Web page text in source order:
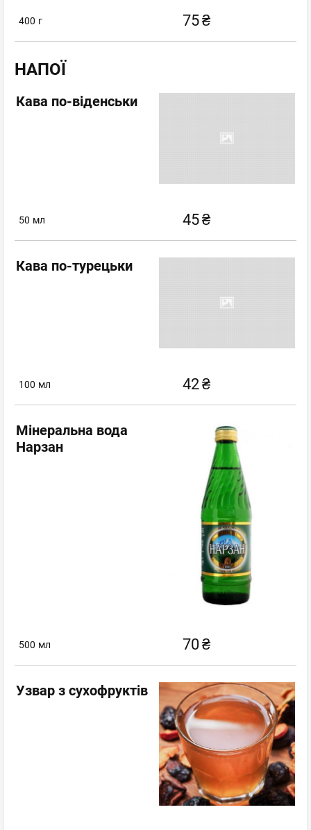
400 г 75₴
НАПОЇ
Кава по-віденськи
50 мл 45₴
Кава по-турецьки
100 мл 42₴
Мінеральна вода
Нарзан
500 мл 70₴
Узвар з сухофруктів